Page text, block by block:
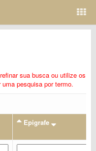
sua busca ou utilize os
pesquisa por termo.
Epigrafe